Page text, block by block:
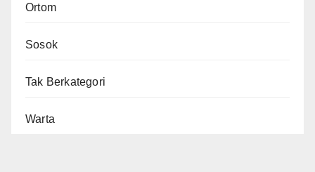
Ortom
Sosok
Tak Berkategori
Warta